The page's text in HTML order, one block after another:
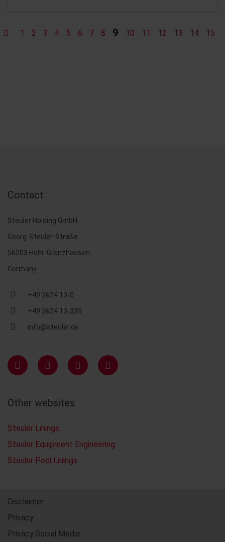
1 2 3 4 5 6 7 8 9 10 11 12 13 14 15
Contact
Steuler Holding GmbH
Georg-Steuler-Straße
56203 Höhr-Grenzhausen
Germany
+49 2624 13-0
+49 2624 13-339
info@steuler.de
Other websites
Steuler Linings
Steuler Equipment Engineering
Steuler Pool Linings
Disclaimer
Privacy
Privacy Social Media